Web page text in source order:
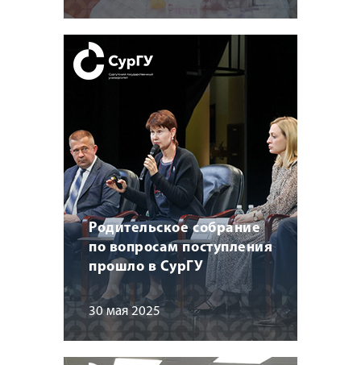
Родительское собрание
по вопросам поступления
прошло в СурГУ
30 мая 2025